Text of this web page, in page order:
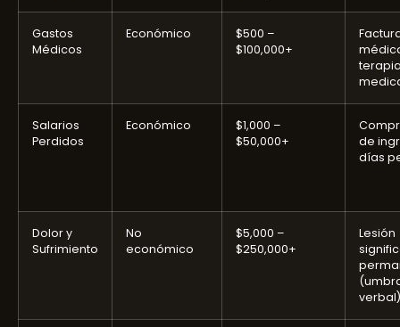
Gastos
Médicos
Económico
$500 –
$100,000+
Salarios
Perdidos
Económico
$1,000 –
$50,000+
de
días
Dolor y
Sufrimiento
No
económico
$5,000 –
$250,000+
Lesión
verbal)